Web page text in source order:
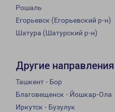
Рошаль
Егорьевск (Егорьевский р-н)
Шатура (Шатурский р-н)
Другие направления
Ташкент - Бор
Благовещенск - Йошкар-Ола
Иркутск - Бузулук